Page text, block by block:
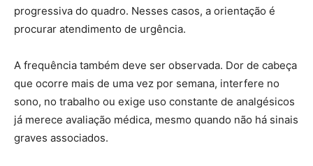
progressiva do quadro. Nesses casos, a orientação é
procurar atendimento de urgência.
A frequência também deve ser observada. Dor de cabeça
que ocorre mais de uma vez por semana, interfere no
sono, no trabalho ou exige uso constante de analgésicos
já merece avaliação médica, mesmo quando não há sinais
graves associados.